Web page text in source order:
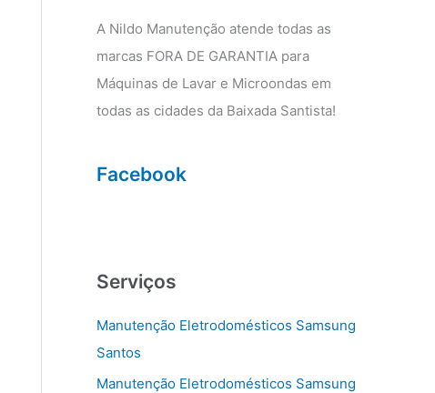
A Nildo Manutenção atende todas as
marcas FORA DE GARANTIA para
Máquinas de Lavar e Microondas em
todas as cidades da Baixada Santista!
Facebook
Serviços
Manutenção Eletrodomésticos Samsung
Santos
Manutenção Eletrodomésticos Samsung